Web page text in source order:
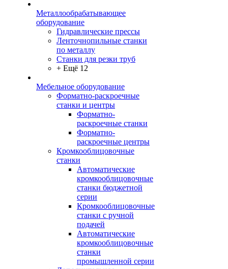
Металлообрабатывающее
оборудование
Гидравлические прессы
Ленточнопильные станки
по металлу
Станки для резки труб
+ Ещё 12
Мебельное оборудование
Форматно-раскроечные
станки и центры
Форматно-
раскроечные станки
Форматно-
раскроечные центры
Кромкооблицовочные
станки
Автоматические
кромкооблицовочные
станки бюджетной
серии
Кромкооблицовочные
станки с ручной
подачей
Автоматические
кромкооблицовочные
станки
промышленной серии